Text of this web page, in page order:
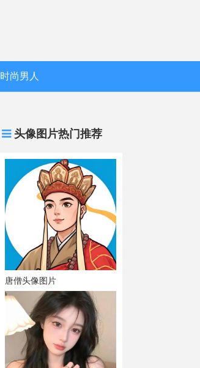
时尚男人
头像图片热门推荐
唐僧头像图片